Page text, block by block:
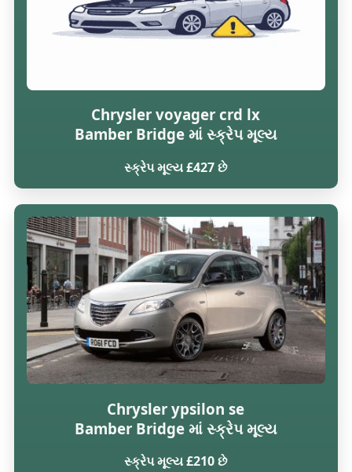
Chrysler voyager crd lx
Bamber Bridge માં સ્ક્રેપ મૂલ્ય
સ્ક્રેપ મૂલ્ય £427 છે
Chrysler ypsilon se
Bamber Bridge માં સ્ક્રેપ મૂલ્ય
સ્ક્રેપ મૂલ્ય £210 છે